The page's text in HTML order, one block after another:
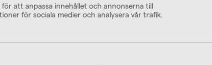
att anpassa innehållet och annonserna till
för sociala medier och analysera vår trafik.